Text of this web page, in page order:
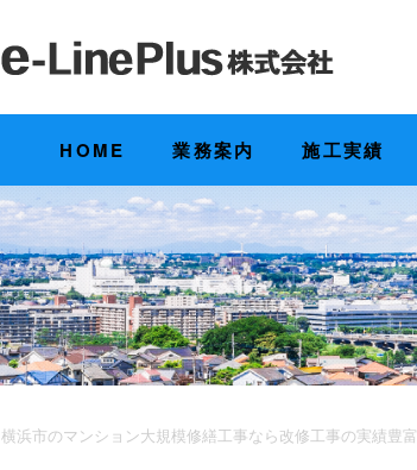
HOME 業務案内 施工実績
横浜市のマンション大規模修繕工事なら改修工事の実績豊